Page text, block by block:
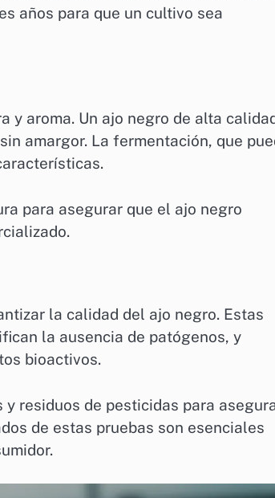
años para que un cultivo sea
y aroma. Un ajo negro de alta
amargor. La fermentación, que
para asegurar que el ajo negro
la calidad del ajo negro. Estas
la ausencia de patógenos, y
bioactivos.
residuos de pesticidas para
de estas pruebas son esenciales